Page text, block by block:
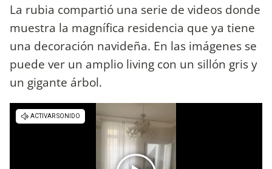
La rubia compartió una serie de videos donde
muestra la magnífica residencia que ya tiene
una decoración navideña. En las imágenes se
puede ver un amplio living con un sillón gris y
un gigante árbol.